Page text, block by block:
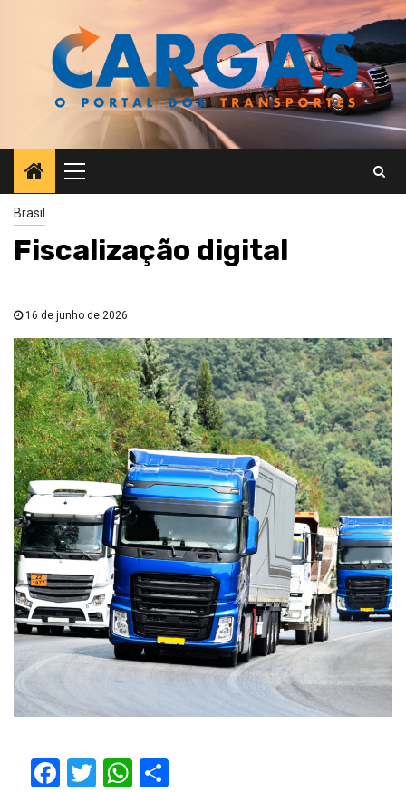
Primary
Menu
Brasil
Fiscalização digital
16 de junho de 2026
Facebook
TwitterWhatsApp